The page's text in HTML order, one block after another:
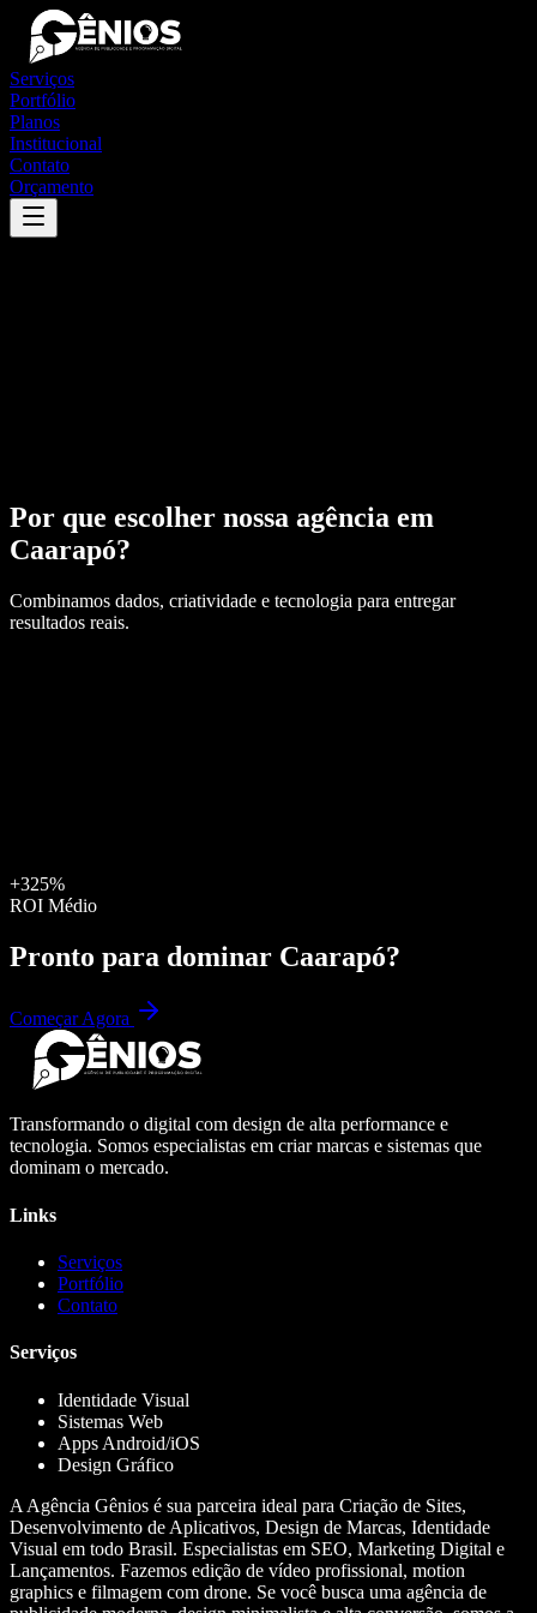
Serviços
Portfólio
Planos
Institucional
Contato
Orçamento
Por que escolher nossa agência em
Caarapó?
Combinamos dados, criatividade e tecnologia para entregar
resultados reais.
+325%
ROI Médio
Pronto para dominar Caarapó?
Começar Agora
Transformando o digital com design de alta performance e
tecnologia. Somos especialistas em criar marcas e sistemas que
dominam o mercado.
Links
Serviços
Portfólio
Contato
Serviços
Identidade Visual
Sistemas Web
Apps Android/iOS
Design Gráfico
A Agência Gênios é sua parceira ideal para Criação de Sites,
Desenvolvimento de Aplicativos, Design de Marcas, Identidade
Visual em todo Brasil. Especialistas em SEO, Marketing Digital e
Lançamentos. Fazemos edição de vídeo profissional, motion
graphics e filmagem com drone. Se você busca uma agência de